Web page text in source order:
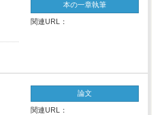
本の一章執筆
関連URL：
論文
関連URL：